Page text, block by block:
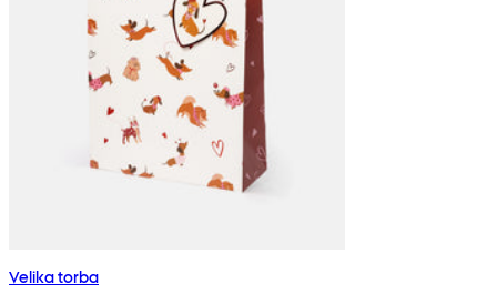
Velika torba